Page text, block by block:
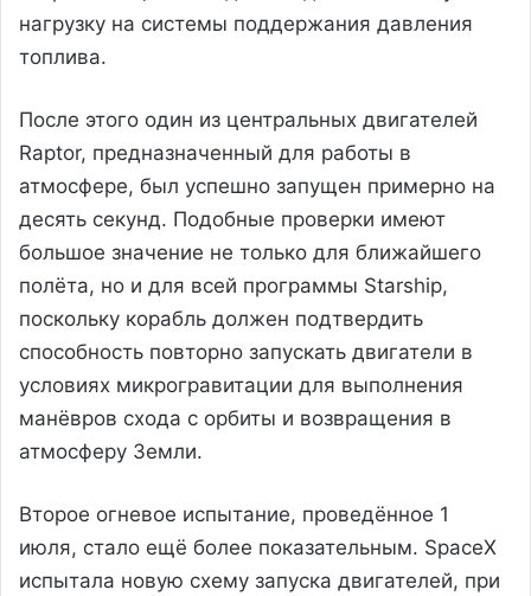
нагрузку на системы поддержания давления
топлива.
После этого один из центральных двигателей
Raptor, предназначенный для работы в
атмосфере, был успешно запущен примерно на
десять секунд. Подобные проверки имеют
большое значение не только для ближайшего
полёта, но и для всей программы Starship,
поскольку корабль должен подтвердить
способность повторно запускать двигатели в
условиях микрогравитации для выполнения
манёвров схода с орбиты и возвращения в
атмосферу Земли.
Второе огневое испытание, проведённое 1
июля, стало ещё более показательным. SpaceX
испытала новую схему запуска двигателей, при